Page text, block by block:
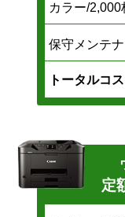
カラー/2,000
保守メンテ
トータルコ
定